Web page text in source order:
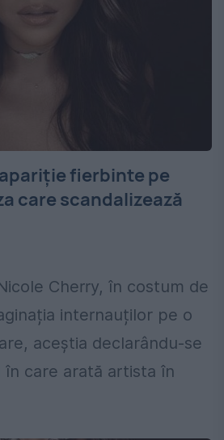
fierbinte pe
care scandalizează
Cherry, în costum de
internauților pe o
aceștia declarându-se
care arată artista în